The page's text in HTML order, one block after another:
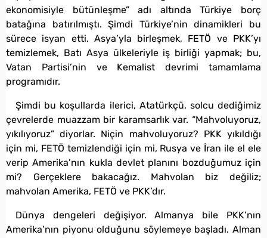
ekonomisiyle bütünleşme” adı altında Türkiye borç
batağına batırılmıştı. Şimdi Türkiye’nin dinamikleri bu
sürece isyan etti. Asya’yla birleşmek, FETÖ ve PKK’yı
temizlemek, Batı Asya ülkeleriyle iş birliği yapmak; bu,
Vatan Partisi’nin ve Kemalist devrimi tamamlama
programıdır.
Şimdi bu koşullarda ilerici, Atatürkçü, solcu dediğimiz
çevrelerde muazzam bir karamsarlık var. “Mahvoluyoruz,
yıkılıyoruz” diyorlar. Niçin mahvoluyoruz? PKK yıkıldığı
için mi, FETÖ temizlendiği için mi, Rusya ve İran ile el ele
verip Amerika’nın kukla devlet planını bozduğumuz için
mi? Gerçeklere bakacağız. Mahvolan biz değiliz;
mahvolan Amerika, FETÖ ve PKK’dır.
Dünya dengeleri değişiyor. Almanya bile PKK’nın
Amerika’nın piyonu olduğunu söylemeye başladı. Alman